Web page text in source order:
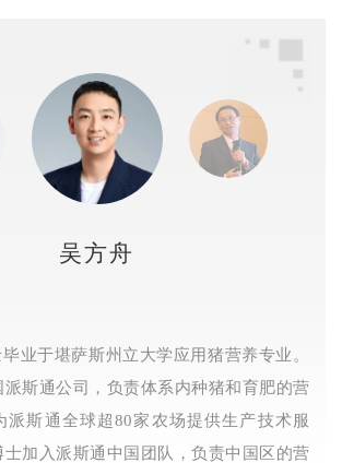
吴方舟
业于堪萨斯州立大学应用猪营养专业。
派斯通公司，负责体系内种猪和育肥的营
派斯通全球超80家农场提供生产技术服
士加入派斯通中国团队，负责中国区的营